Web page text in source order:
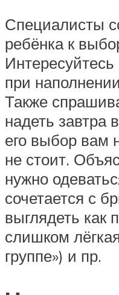
Специалисты
ребёнка к
при
Также
надеть завтра
его выбор вам
не стоит.
нужно
сочетается с
выглядеть как
слишком
группе») и пр.